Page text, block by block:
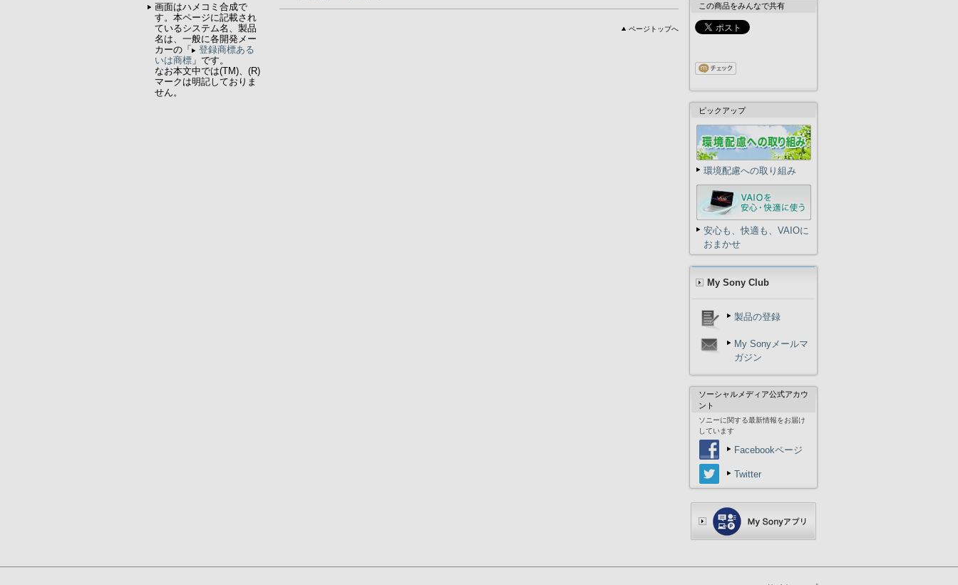
画面はハメコミ合成で
す。本ページに記載され
ているシステム名、製品
名は、一般に各開発メー
カーの「
登録商標ある
いは商標 」です。
なお本文中では(TM)、(R)
マークは明記しておりま
せん。
ページトップへ
この商品をみんなで共有
ピックアップ
環境配慮への取り組み
安心も、快適も、VAIOに
おまかせ
My Sony Club
製品の登録
My Sonyメールマ
ガジン
ソーシャルメディア公式アカウ
ント
ソニーに関する最新情報をお届け
しています
Facebookページ
Twitter